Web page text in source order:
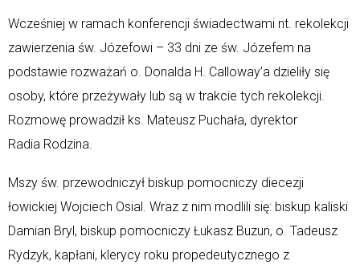
Wcześniej w ramach konferencji świadectwami nt. rekolekcji
zawierzenia św. Józefowi – 33 dni ze św. Józefem na
podstawie rozważań o. Donalda H. Calloway’a dzieliły się
osoby, które przeżywały lub są w trakcie tych rekolekcji.
Rozmowę prowadził ks. Mateusz Puchała, dyrektor
Radia Rodzina.
Mszy św. przewodniczył biskup pomocniczy diecezji
łowickiej Wojciech Osial. Wraz z nim modlili się: biskup kaliski
Damian Bryl, biskup pomocniczy Łukasz Buzun, o. Tadeusz
Rydzyk, kapłani, klerycy roku propedeutycznego z